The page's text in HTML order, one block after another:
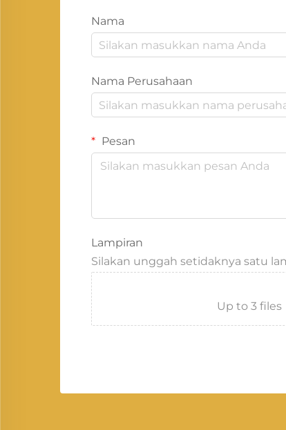
Nama
Nama Perusahaan
Pesan
Lampiran
Silakan unggah setidaknya satu
Up to 3